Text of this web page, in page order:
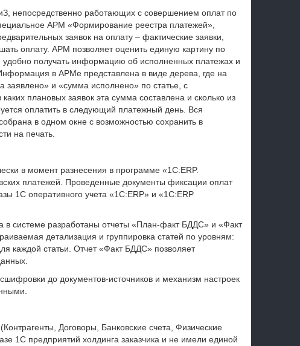
непосредственно работающих с совершением оплат по
АРМ «Формирование реестра платежей»,
заявок на оплату – фактические заявки,
оплату. АРМ позволяет оценить единую картину по
получать информацию об исполненных платежах и
в АРМе представлена в виде дерева, где на
и «сумма исполнено» по статье, с
плановых заявок эта сумма составлена и сколько из
оплатить в следующий платежный день. Вся
в одном окне с возможностью сохранить в
на печать.
в момент разнесения в программе «1С:ERP.
платежей. Проведенные документы фиксации оплат
1С оперативного учета «1С:ERP» и «1С:ERP
в системе разработаны отчеты «План-факт БДДС» и «Факт
детализация и группировка статей по уровням:
каждой статьи. Отчет «Факт БДДС» позволяет
до документов-источников и механизм настроек
Договоры, Банковские счета, Физические
1С предприятий холдинга заказчика и не имели единой